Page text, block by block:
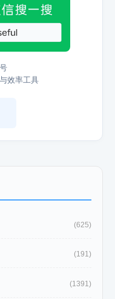
效率工具
(625)
(191)
(1391)